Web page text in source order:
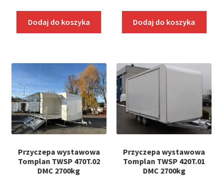
Dodaj do koszyka Dodaj do koszyka
Przyczepa wystawowa
Tomplan TWSP 470T.02
DMC 2700kg
Przyczepa wystawowa
Tomplan TWSP 420T.01
DMC 2700kg